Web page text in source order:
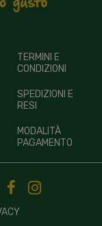
TERMINI E
CONDIZIONI
SPEDIZIONI E
RESI
MODALITÀ
PAGAMENTO